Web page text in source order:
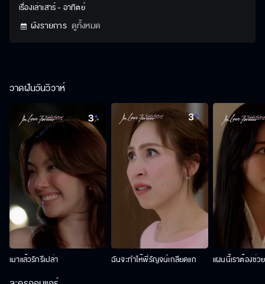
เรื่องเล่าเสาร์ - อาทิตย์
ผังรายการ ดูทั้งหมด
วาดฝันวันวิวาห์
เมาแล้วรักรึเปล่า ฉันจะทำให้พี่รัญจน์เกลียดแก แผนนี้เราต้องช่ว